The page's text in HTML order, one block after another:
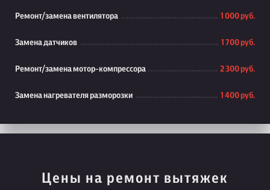
Ремонт/замена вентилятора 1 000 руб.
Замена датчиков 1 700 руб.
Ремонт/замена мотор-компрессора 2 300 руб.
Замена нагревателя разморозки 1 400 руб.
Цены на ремонт вытяжек